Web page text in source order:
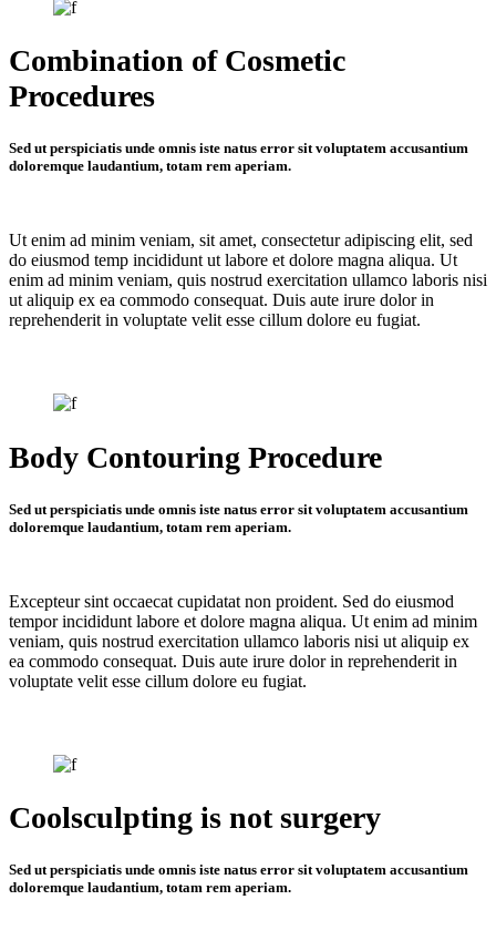
Combination of Cosmetic
Procedures
Sed ut perspiciatis unde omnis iste natus error sit voluptatem accusantium
doloremque laudantium, totam rem aperiam.
Ut enim ad minim veniam, sit amet, consectetur adipiscing elit, sed
do eiusmod temp incididunt ut labore et dolore magna aliqua. Ut
enim ad minim veniam, quis nostrud exercitation ullamco laboris nisi
ut aliquip ex ea commodo consequat. Duis aute irure dolor in
reprehenderit in voluptate velit esse cillum dolore eu fugiat.
Body Contouring Procedure
Sed ut perspiciatis unde omnis iste natus error sit voluptatem accusantium
doloremque laudantium, totam rem aperiam.
Excepteur sint occaecat cupidatat non proident. Sed do eiusmod
tempor incididunt labore et dolore magna aliqua. Ut enim ad minim
veniam, quis nostrud exercitation ullamco laboris nisi ut aliquip ex
ea commodo consequat. Duis aute irure dolor in reprehenderit in
voluptate velit esse cillum dolore eu fugiat.
Coolsculpting is not surgery
Sed ut perspiciatis unde omnis iste natus error sit voluptatem accusantium
doloremque laudantium, totam rem aperiam.